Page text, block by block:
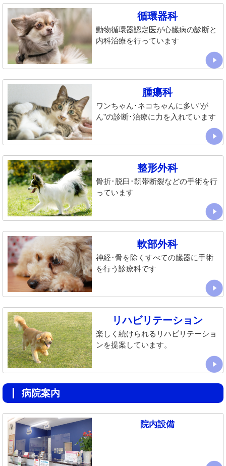
循環器科
動物循環器認定医が心臓病の診断と
内科治療を行っています
腫瘍科
ワンちゃん･ネコちゃんに多い”が
ん”の診断･治療に力を入れています
整形外科
骨折･脱臼･靭帯断裂などの手術を行
っています
軟部外科
神経･骨を除くすべての臓器に手術
を行う診療科です
リハビリテーション
楽しく続けられるリハビリテーショ
ンを提案しています。
病院案内
院内設備